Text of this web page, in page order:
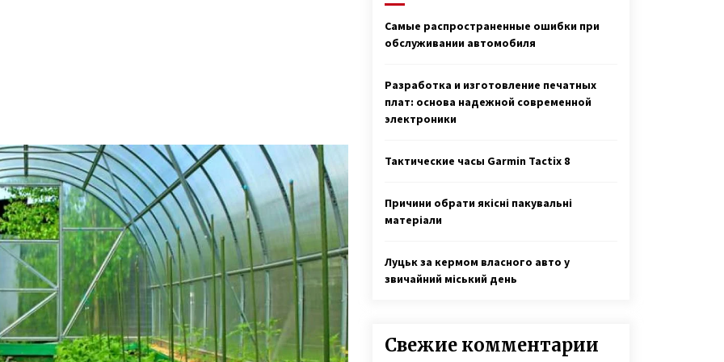
Неизлечимо больному Саше,
7 лет ago
рассказала о работе фальшивой
невестой и своих заработках
7 лет ago
Антон Васалатий умножает в уме
по основам счета
7 лет ago
Самые распространенные ошибки при
обслуживании автомобиля
Разработка и изготовление печатных
плат: основа надежной современной
электроники
Тактические часы Garmin Tactix 8
Причини обрати якісні пакувальні
матеріали
Луцьк за кермом власного авто у
звичайний міський день
Свежие комментарии